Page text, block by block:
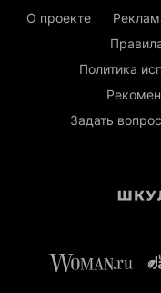
О проекте
Политика
Задать